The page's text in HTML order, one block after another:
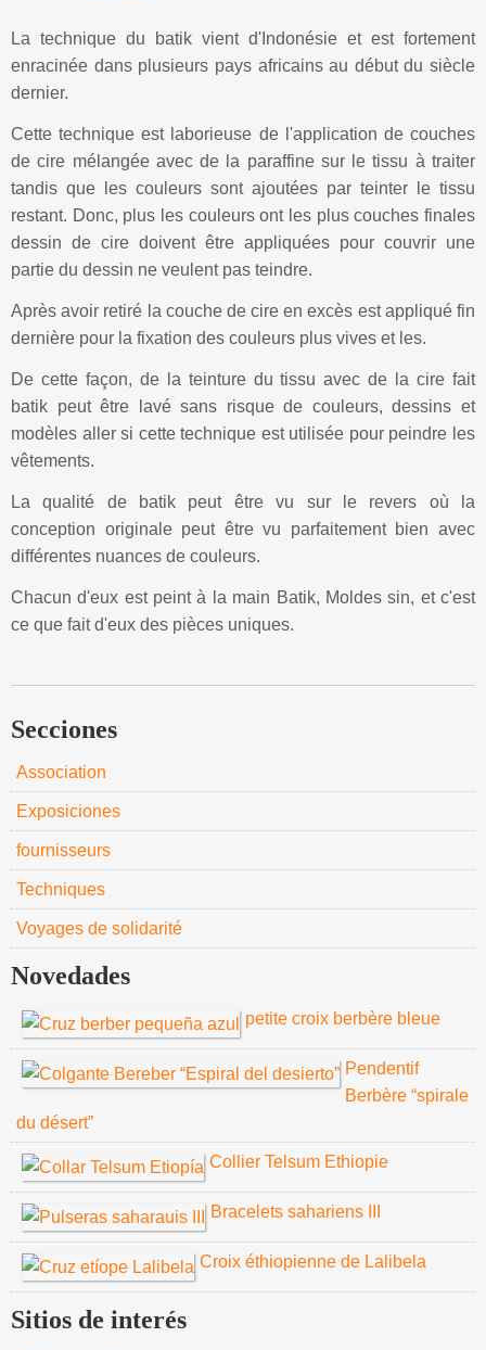
La technique du batik vient d'Indonésie et est fortement
enracinée dans plusieurs pays africains au début du siècle
dernier.
Cette technique est laborieuse de l'application de couches
de cire mélangée avec de la paraffine sur le tissu à traiter
tandis que les couleurs sont ajoutées par teinter le tissu
restant. Donc, plus les couleurs ont les plus couches finales
dessin de cire doivent être appliquées pour couvrir une
partie du dessin ne veulent pas teindre.
Après avoir retiré la couche de cire en excès est appliqué fin
dernière pour la fixation des couleurs plus vives et les.
De cette façon, de la teinture du tissu avec de la cire fait
batik peut être lavé sans risque de couleurs, dessins et
modèles aller si cette technique est utilisée pour peindre les
vêtements.
La qualité de batik peut être vu sur le revers où la
conception originale peut être vu parfaitement bien avec
différentes nuances de couleurs.
Chacun d'eux est peint à la main Batik, Moldes sin, et c'est
ce que fait d'eux des pièces uniques.
Secciones
Association
Exposiciones
fournisseurs
Techniques
Voyages de solidarité
Novedades
petite croix berbère bleue
Pendentif
Berbère “spirale
du désert”
Collier Telsum Ethiopie
Bracelets sahariens III
Croix éthiopienne de Lalibela
Sitios de interés